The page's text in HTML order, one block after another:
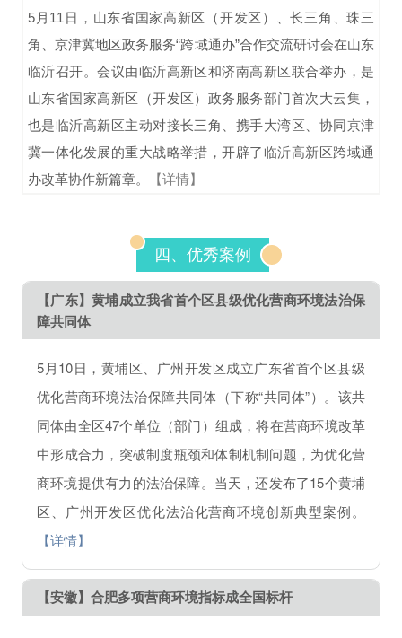
5月11日，山东省国家高新区（开发区）、长三角、珠三
角、京津冀地区政务服务“跨域通办”合作交流研讨会在山东
临沂召开。会议由临沂高新区和济南高新区联合举办，是
山东省国家高新区（开发区）政务服务部门首次大云集，
也是临沂高新区主动对接长三角、携手大湾区、协同京津
冀一体化发展的重大战略举措，开辟了临沂高新区跨域通
办改革协作新篇章。
【详情】
四、优秀案例
【广东】黄埔成立我省首个区县级优化营商环境法治保
障共同体
5月10日，黄埔区、广州开发区成立广东省首个区县级
优化营商环境法治保障共同体（下称“共同体”）。该共
同体由全区47个单位（部门）组成，将在营商环境改革
中形成合力，突破制度瓶颈和体制机制问题，为优化营
商环境提供有力的法治保障。当天，还发布了15个黄埔
区、广州开发区优化法治化营商环境创新典型案例。
【详情】
【安徽】合肥多项营商环境指标成全国标杆